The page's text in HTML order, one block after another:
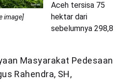
image]
Aceh tersisa 75
hektar dari
sebelumnya 298,8
Masyarakat Pedesaan
Rahendra, SH,